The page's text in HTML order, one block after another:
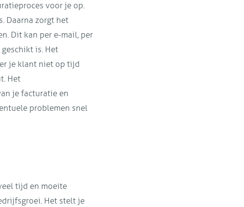
voor je op.
Daarna zorgt het
Dit kan per e-mail, per
is. Het
je klant niet op tijd
Het
je facturatie en
problemen snel
tijd en moeite
Het stelt je